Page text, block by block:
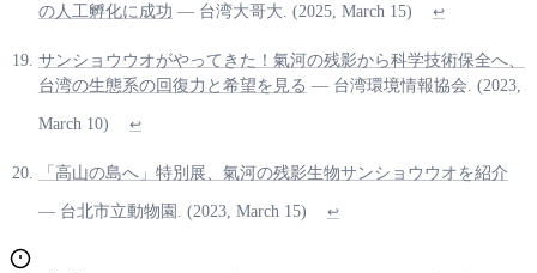
の人工孵化に成功 — 台湾大哥大. (2025, March 15) ↩
サンショウウオがやってきた！氣河の残影から科学技術保全へ、
台湾の生態系の回復力と希望を見る — 台湾環境情報協会. (2023,
March 10) ↩
「高山の島へ」特別展、氣河の残影生物サンショウウオを紹介
— 台北市立動物園. (2023, March 15) ↩